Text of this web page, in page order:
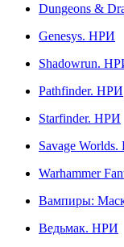
Dungeons &
Genesys. НРИ
Shadowrun.
Pathfinder. НРИ
Starfinder. НРИ
Savage
Warhammer
Вампиры:
Ведьмак. НРИ